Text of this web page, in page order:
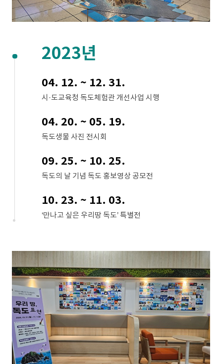
2023년
04. 12. ~ 12. 31.
시·도교육청 독도체험관 개선사업 시행
04. 20. ~ 05. 19.
독도생물 사진 전시회
09. 25. ~ 10. 25.
독도의 날 기념 독도 홍보영상 공모전
10. 23. ~ 11. 03.
‘만나고 싶은 우리땅 독도’ 특별전